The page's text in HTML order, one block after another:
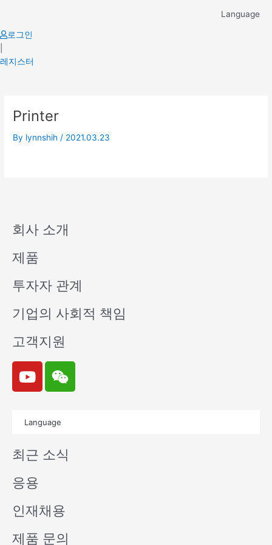
content
Language
로그인
레지스터
Printer
By lynnshih / 2021.03.23
회사 소개
제품
투자자 관계
기업의 사회적 책임
고객지원
Y
o
u
e
W
e
i
n
Language
최근 소식
응용
인재채용
제품 문의